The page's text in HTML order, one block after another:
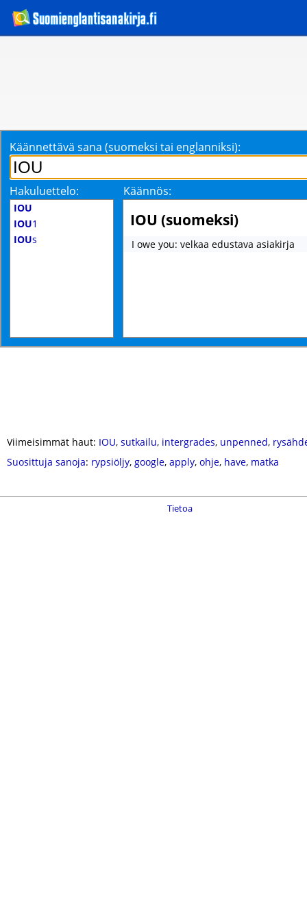
Käännettävä sana (suomeksi tai englanniksi):
Hakuluettelo: Käännös:
IOU
IOU1
IOUs
IOU (suomeksi)
I owe you: velkaa edustava asiakirja
Viimeisimmät haut: IOU, sutkailu, intergrades, unpenned,
Suosittuja sanoja: rypsiöljy, google, apply, ohje, have, matka
Tietoa